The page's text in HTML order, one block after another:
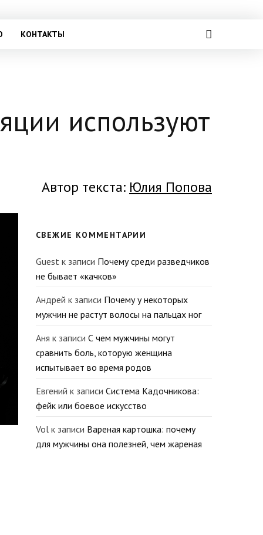
КОНТАКТЫ
используют
Автор текста: Юлия Попова
СВЕЖИЕ КОММЕНТАРИИ
Guest к записи Почему среди разведчиков
не бывает «качков»
Андрей к записи Почему у некоторых
мужчин не растут волосы на пальцах ног
Аня к записи С чем мужчины могут
сравнить боль, которую женщина
испытывает во время родов
Евгений к записи Система Кадочникова:
фейк или боевое искусство
Vol к записи Вареная картошка: почему
для мужчины она полезней, чем жареная